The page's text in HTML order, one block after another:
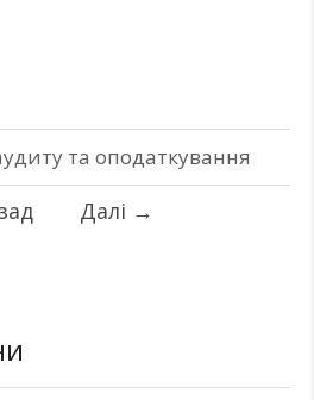
та оподаткування
Далі →